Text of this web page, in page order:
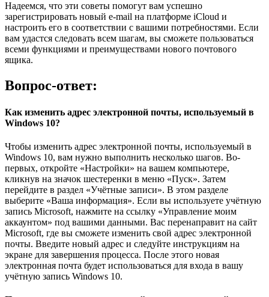
Надеемся, что эти советы помогут вам успешно
зарегистрировать новый e-mail на платформе iCloud и
настроить его в соответствии с вашими потребностями. Если
вам удастся следовать всем шагам, вы сможете пользоваться
всеми функциями и преимуществами нового почтового
ящика.
Вопрос-ответ:
Как изменить адрес электронной почты, используемый в
Windows 10?
Чтобы изменить адрес электронной почты, используемый в
Windows 10, вам нужно выполнить несколько шагов. Во-
первых, откройте «Настройки» на вашем компьютере,
кликнув на значок шестеренки в меню «Пуск». Затем
перейдите в раздел «Учётные записи». В этом разделе
выберите «Ваша информация». Если вы используете учётную
запись Microsoft, нажмите на ссылку «Управление моим
аккаунтом» под вашими данными. Вас перенаправит на сайт
Microsoft, где вы сможете изменить свой адрес электронной
почты. Введите новый адрес и следуйте инструкциям на
экране для завершения процесса. После этого новая
электронная почта будет использоваться для входа в вашу
учётную запись Windows 10.